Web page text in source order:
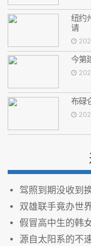
纽约
请
今第
布碌
驾照到期没收到
双雄联手竟办世
假冒高中生的韩
源自太阳系的不